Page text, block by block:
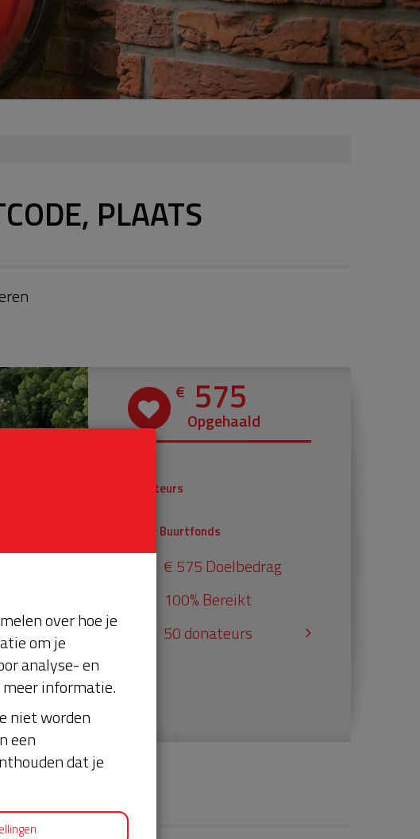
PLAATS
€ 575
Opgehaald
Donateurs
Univé Buurtfonds
€ 575 Doelbedrag
100% Bereikt
50 donateurs
over hoe je
om je
analyse- en
informatie.
niet worden
een
dat je